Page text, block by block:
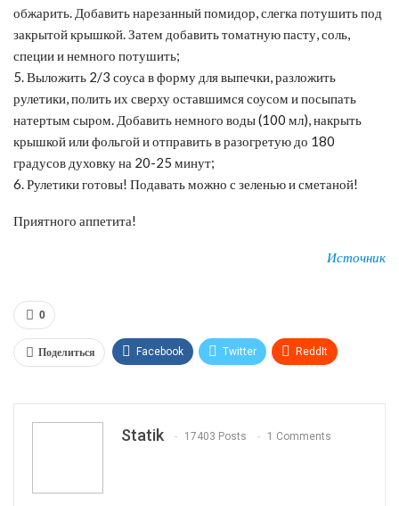
обжарить. Добавить нарезанный помидор, слегка потушить под
закрытой крышкой. Затем добавить томатную пасту, соль,
специи и немного потушить;
5. Выложить 2/3 соуса в форму для выпечки, разложить
рулетики, полить их сверху оставшимся соусом и посыпать
натертым сыром. Добавить немного воды (100 мл), накрыть
крышкой или фольгой и отправить в разогретую до 180
градусов духовку на 20-25 минут;
6. Рулетики готовы! Подавать можно с зеленью и сметаной!
Приятного аппетита!
Источник
0
Поделиться Facebook Twitter ReddIt
Statik 17403 Posts 1 Comments